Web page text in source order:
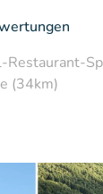
Restaurant-
(34km)